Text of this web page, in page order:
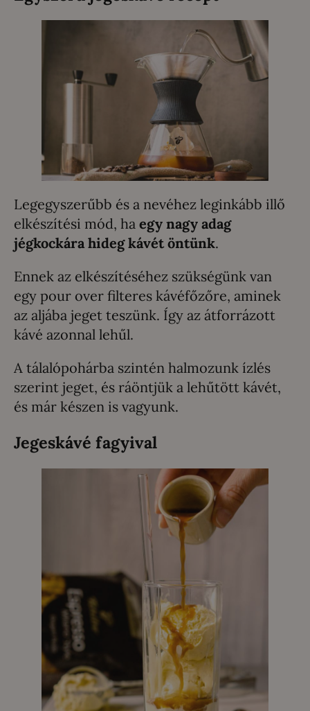
Legegyszerűbb és a nevéhez leginkább illő
elkészítési mód, ha egy nagy adag
jégkockára hideg kávét öntünk.
Ennek az elkészítéséhez szükségünk van
egy pour over filteres kávéfőzőre, aminek
az aljába jeget teszünk. Így az átforrázott
kávé azonnal lehűl.
A tálalópohárba szintén halmozunk ízlés
szerint jeget, és ráöntjük a lehűtött kávét,
és már készen is vagyunk.
Jegeskávé fagyival